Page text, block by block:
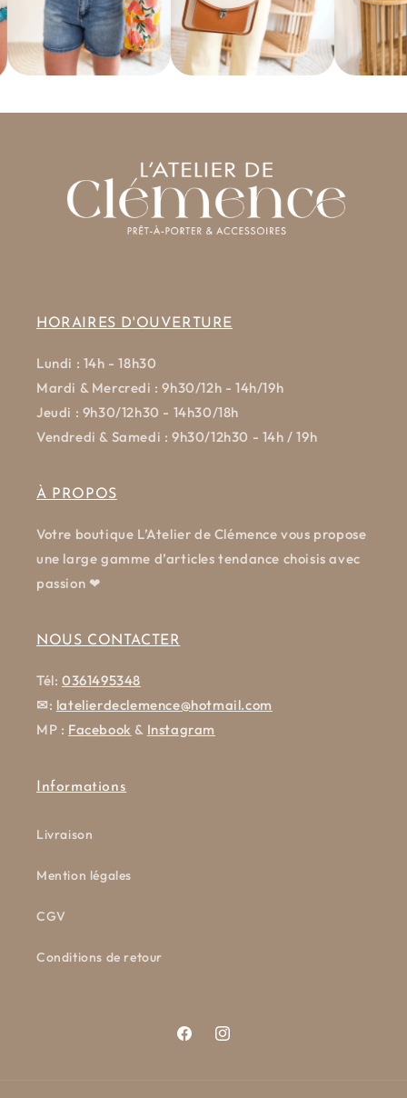
HORAIRES D'OUVERTURE
Lundi : 14h - 18h30
Mardi & Mercredi : 9h30/12h - 14h/19h
Jeudi : 9h30/12h30 - 14h30/18h
Vendredi & Samedi : 9h30/12h30 - 14h / 19h
À PROPOS
Votre boutique L’Atelier de Clémence vous propose
une large gamme d’articles tendance choisis avec
passion ❤
NOUS CONTACTER
Tél:0361495348
✉: latelierdeclemence@hotmail.com
MP : Facebook & Instagram
Informations
Livraison
Mention légales
CGV
Conditions de retour
FacebookInstagram